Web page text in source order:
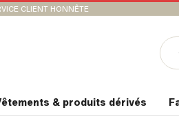
CLIENT HONNÊTE
& produits dérivés